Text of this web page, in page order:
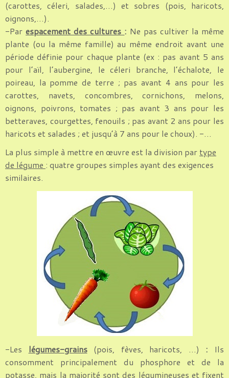
(carottes, céleri, salades,…) et sobres (pois, haricots,
oignons,…).
-Parespacement des cultures : Ne pas cultiver la même
plante (ou la même famille) au même endroit avant une
période définie pour chaque plante (ex : pas avant 5 ans
pour l’aïl, l’aubergine, le céleri branche, l’échalote, le
poireau, la pomme de terre ; pas avant 4 ans pour les
carottes, navets, concombres, cornichons, melons,
oignons, poivrons, tomates ; pas avant 3 ans pour les
betteraves, courgettes, fenouils ; pas avant 2 ans pour les
haricots et salades ; et jusqu’à 7 ans pour le choux). -…
La plus simple à mettre en œuvre est la division par type
de légume : quatre groupes simples ayant des exigences
similaires.
-Les légumes-grains(pois, fèves, haricots, …) : Ils
consomment principalement du phosphore et de la
potasse, mais la majorité sont des légumineuses et fixent